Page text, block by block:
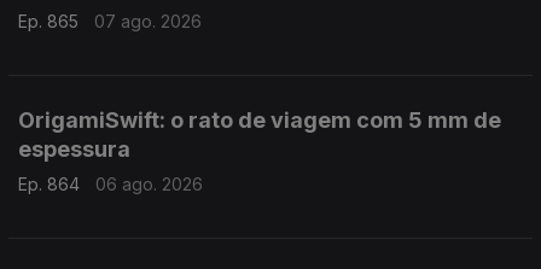
Ep. 865 07 ago. 2026
OrigamiSwift: o rato de viagem com 5 mm de
espessura
Ep. 864 06 ago. 2026